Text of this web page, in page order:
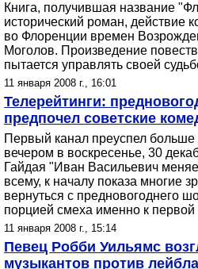
Книга, получившая название
исторический роман, действие
во Флоренции времен
Моголов. Произведение
пытается управлять своей
11 января 2008 г., 16:01
Телерейтинги:
предпочел советские
Первый канал преуспел больше
вечером в воскресенье, 30
Гайдая "Иван Васильевич
всему, к началу показа многие
вернуться с предновогоднего
порцией смеха именно к первой
11 января 2008 г., 15:14
Певец Робби Уильямс
музыкантов против